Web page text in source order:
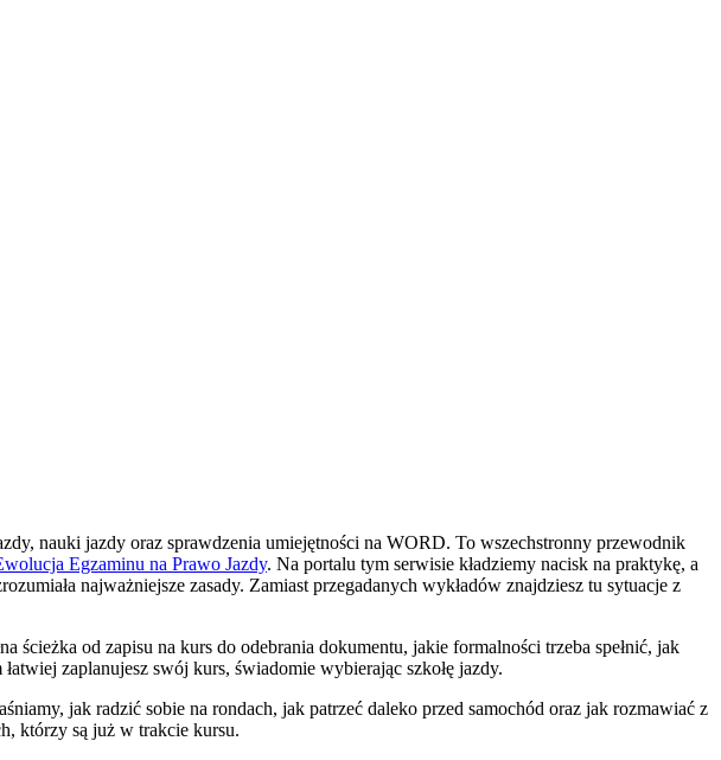
nauki jazdy oraz sprawdzenia umiejętności na WORD. To wszechstronny przewodnik
Egzaminu na Prawo Jazdy. Na portalu tym serwisie kładziemy nacisk na praktykę, a
najważniejsze zasady. Zamiast przegadanych wykładów znajdziesz tu sytuacje z
ścieżka od zapisu na kurs do odebrania dokumentu, jakie formalności trzeba spełnić, jak
zaplanujesz swój kurs, świadomie wybierając szkołę jazdy.
jak radzić sobie na rondach, jak patrzeć daleko przed samochód oraz jak rozmawiać z
którzy są już w trakcie kursu.